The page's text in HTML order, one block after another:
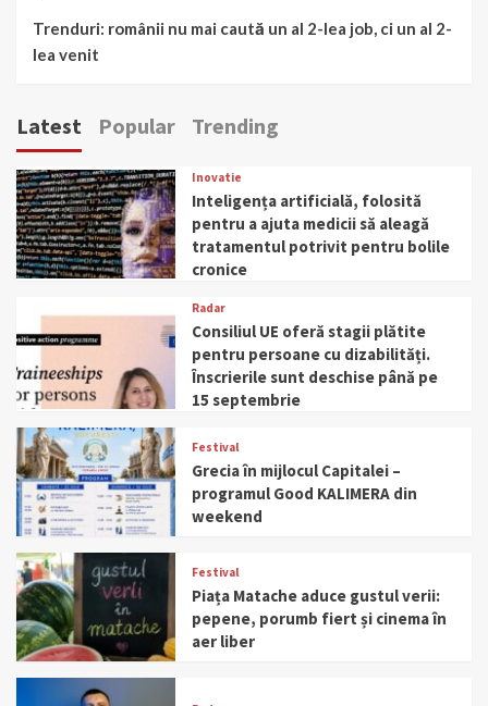
Trenduri: românii nu mai caută un al 2-lea job, ci un al 2-
lea venit
Latest Popular Trending
Inovatie
Inteligența artificială, folosită
pentru a ajuta medicii să aleagă
tratamentul potrivit pentru bolile
cronice
Radar
Consiliul UE oferă stagii plătite
pentru persoane cu dizabilități.
Înscrierile sunt deschise până pe
15 septembrie
Festival
Grecia în mijlocul Capitalei –
programul Good KALIMERA din
weekend
Festival
Piața Matache aduce gustul verii:
pepene, porumb fiert și cinema în
aer liber